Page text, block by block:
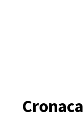
Cronaca